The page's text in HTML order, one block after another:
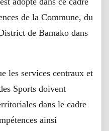
de la Commune, du
de Bamako dans
les services centraux et
Sports doivent
dans le cadre
ainsi